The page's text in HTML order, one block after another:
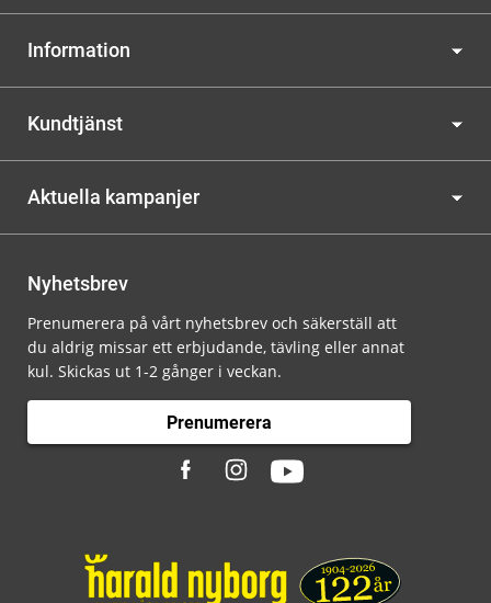
Information
Kundtjänst
Aktuella kampanjer
Nyhetsbrev
Prenumerera på vårt nyhetsbrev och säkerställ att
du aldrig missar ett erbjudande, tävling eller annat
kul. Skickas ut 1-2 gånger i veckan.
Prenumerera